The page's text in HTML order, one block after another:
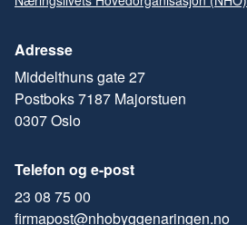
Adresse
Middelthuns gate 27
Postboks 7187 Majorstuen
0307 Oslo
Telefon og e-post
23 08 75 00
firmapost@nhobyggenaringen.no